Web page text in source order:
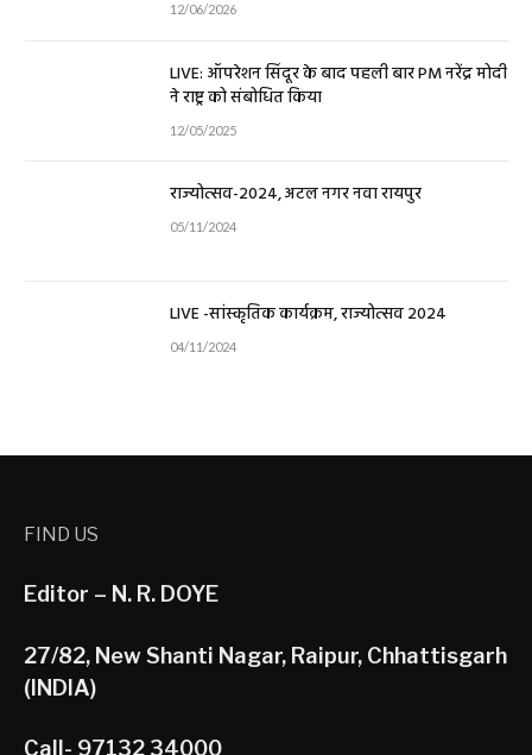
12/06/2026
LIVE: ऑपरेशन सिंदूर के बाद पहली बार PM नरेंद्र मोदी
ने राष्ट्र को संबोधित किया
12/05/2025
राज्योत्सव-2024, अटल नगर नवा रायपुर
05/11/2024
LIVE -सांस्कृतिक कार्यक्रम, राज्योत्सव 2024
04/11/2024
FIND US
Editor – N. R. DOYE
27/82, New Shanti Nagar, Raipur, Chhattisgarh
(INDIA)
Call- 97132 34000